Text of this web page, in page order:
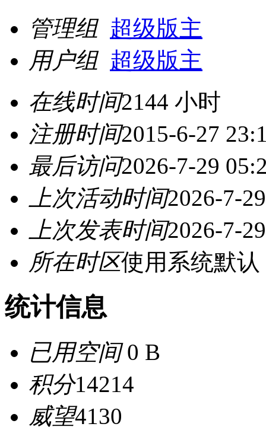
管理组 超级版主
用户组 超级版主
在线时间2144 小时
注册时间2015-6-27
最后访问2026-7-29
上次活动时间2026-7-
上次发表时间2026-7-
所在时区使用系统默认
统计信息
已用空间0 B
积分14214
威望4130